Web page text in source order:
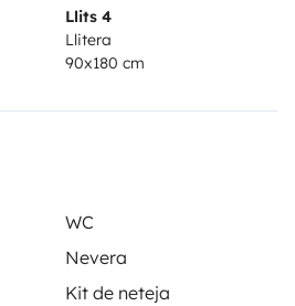
Llits 4
Llitera
90x180 cm
WC
Nevera
Kit de neteja